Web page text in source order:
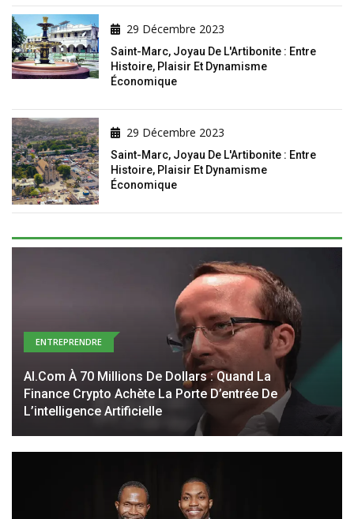
29 Décembre 2023
Saint-Marc, Joyau De L'Artibonite : Entre
Histoire, Plaisir Et Dynamisme
Économique
29 Décembre 2023
Saint-Marc, Joyau De L'Artibonite : Entre
Histoire, Plaisir Et Dynamisme
Économique
ENTREPRENDRE
AI.com À 70 Millions De Dollars : Quand La
Finance Crypto Achète La Porte D’entrée De
L’intelligence Artificielle